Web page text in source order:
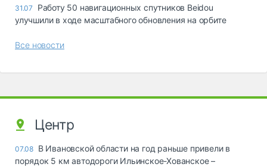
31.07
Работу 50 навигационных спутников Beidou
улучшили в ходе масштабного обновления на орбите
Все новости
Центр
07.08 В Ивановской области на год раньше привели в
порядок 5 км автодороги Ильинское-Хованское –